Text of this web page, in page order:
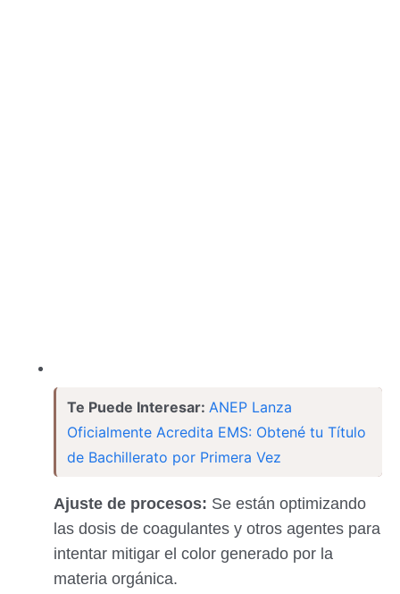
Te Puede Interesar: ANEP Lanza
Oficialmente Acredita EMS: Obtené tu Título
de Bachillerato por Primera Vez
Ajuste de procesos: Se están optimizando
las dosis de coagulantes y otros agentes para
intentar mitigar el color generado por la
materia orgánica.